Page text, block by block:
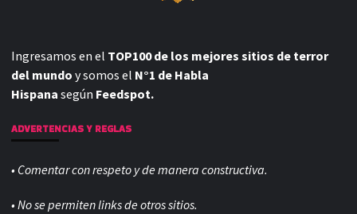
Ingresamos en el TOP100 de los mejores sitios de terror
del mundo y somos el N°1 de Habla
Hispana según Feedspot.
ADVERTENCIAS Y REGLAS
• Comentar con respeto y de manera constructiva.
• No se permiten links de otros sitios.